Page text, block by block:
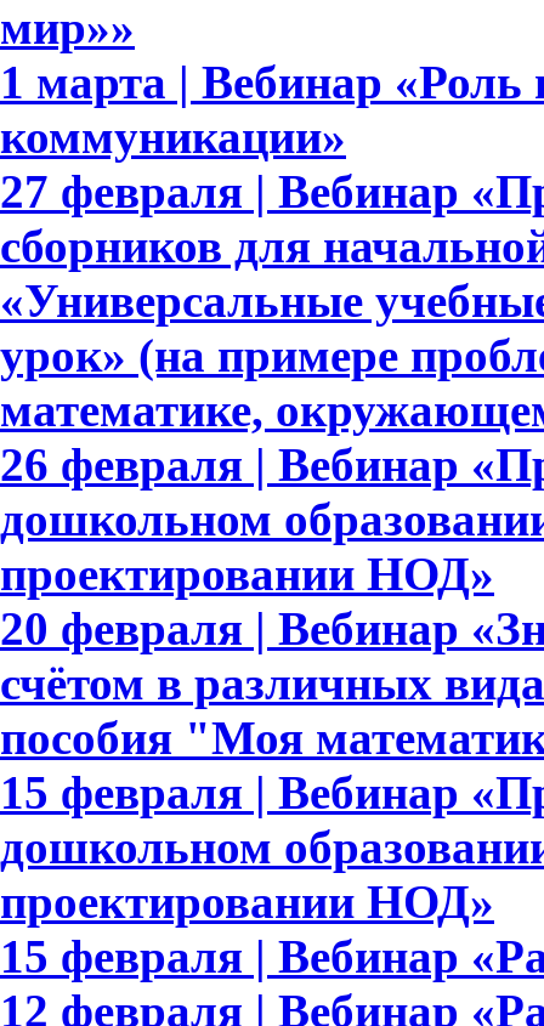
мир»»
1 марта | Вебинар «Роль
коммуникации»
27 февраля | Вебинар
сборников для
«Универсальные
урок» (на примере
математике,
26 февраля | Вебинар
дошкольном
проектировании НОД»
20 февраля | Вебинар
счётом в различных
пособия "Моя
15 февраля | Вебинар
дошкольном
проектировании НОД»
15 февраля | Вебинар
12 февраля | Вебинар